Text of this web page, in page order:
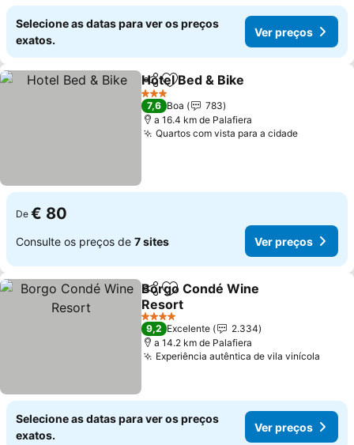
Selecione as datas para ver os preços
exatos.
Ver preços
PartilharAdicionar aos favoritos
Hotel Bed & Bike
3 Estrelas
7,6 Boa
783
a 16.4 km de Palafiera
Quartos com vista para a cidadeVer
De € 80
Consulte os preços de 7 sites Ver preços
PartilharAdicionar aos favoritos
Borgo Condé Wine
Resort
Ver preços
4 Estrelas
9,2 Excelente
2.334
a 14.2 km de Palafiera
Experiência autêntica de vila vinícola
Selecione as datas para ver os preços
exatos.
Ver preços